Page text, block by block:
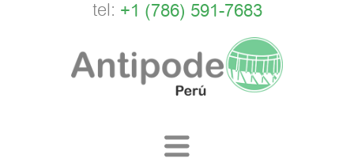
tel: +1 (786) 591-7683